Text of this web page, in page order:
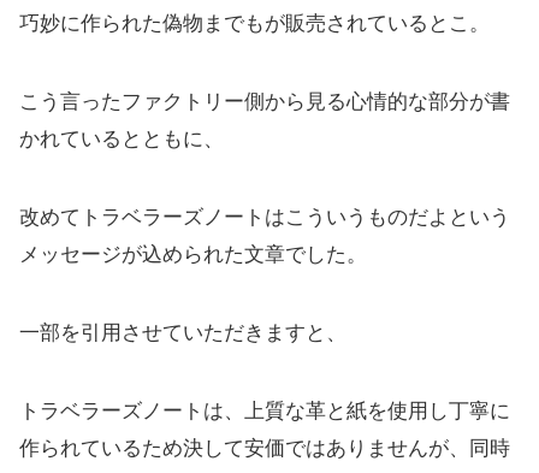
巧妙に作られた偽物までもが販売されているとこ。
こう言ったファクトリー側から見る心情的な部分が書
かれているとともに、
改めてトラベラーズノートはこういうものだよという
メッセージが込められた文章でした。
一部を引用させていただきますと、
トラベラーズノートは、上質な革と紙を使用し丁寧に
作られているため決して安価ではありませんが、同時